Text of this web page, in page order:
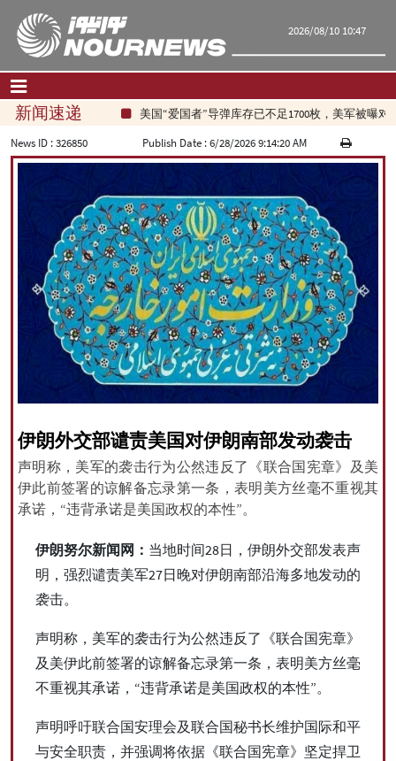
2026/08/10 10:47
首页 联系我们|关于我们
评论频道
经济
文化.社会
世界
旅游
فارسی|English|العربیه|
עברית|русский|中文|
All rights reserved for NourNews
Copyright © 2021 www.nournews.ir
新闻速递
美国“爱国者”导弹库存已不足1700枚，美军被曝对
News ID :326850 Publish Date :6/28/2026 9:14:20 AM
伊朗外交部谴责美国对伊朗南部发动袭击
声明称，美军的袭击行为公然违反了《联合国宪章》及美
伊此前签署的谅解备忘录第一条，表明美方丝毫不重视其
承诺，“违背承诺是美国政权的本性”。
伊朗努尔新闻网： 当地时间28日，伊朗外交部发表声
明，强烈谴责美军27日晚对伊朗南部沿海多地发动的
袭击。
声明称，美军的袭击行为公然违反了《联合国宪章》
及美伊此前签署的谅解备忘录第一条，表明美方丝毫
不重视其承诺，“违背承诺是美国政权的本性”。
声明呼吁联合国安理会及联合国秘书长维护国际和平
与安全职责，并强调将依据《联合国宪章》坚定捍卫